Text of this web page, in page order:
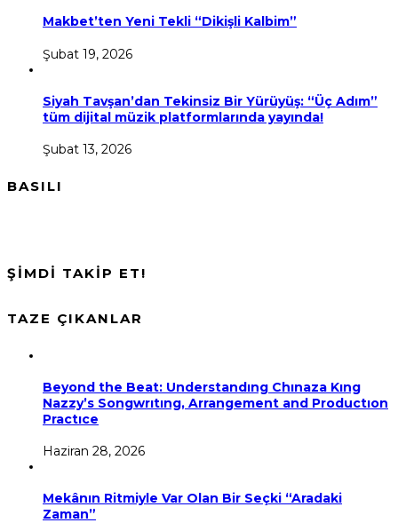
Makbet’ten Yeni Tekli “Dikişli Kalbim”
Şubat 19, 2026
Siyah Tavşan’dan Tekinsiz Bir Yürüyüş: “Üç Adım”
tüm dijital müzik platformlarında yayında!
Şubat 13, 2026
BASILI
ŞİMDİ TAKİP ET!
TAZE ÇIKANLAR
Beyond the Beat: Understandıng Chınaza Kıng
Nazzy’s Songwrıtıng, Arrangement and Productıon
Practıce
Haziran 28, 2026
Mekânın Ritmiyle Var Olan Bir Seçki “Aradaki
Zaman”